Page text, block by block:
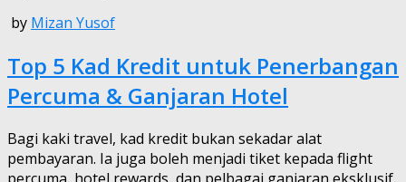
by Mizan Yusof
Top 5 Kad Kredit untuk Penerbangan
Percuma & Ganjaran Hotel
Bagi kaki travel, kad kredit bukan sekadar alat
pembayaran. Ia juga boleh menjadi tiket kepada flight